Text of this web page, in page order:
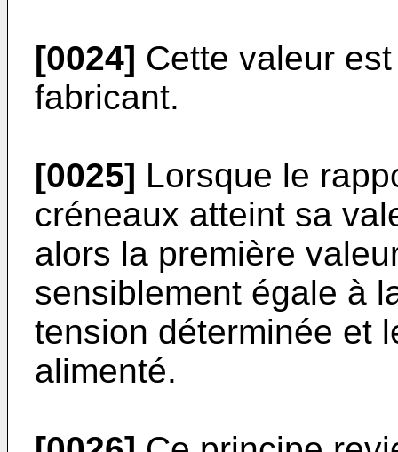
[0024] Cette valeur
fabricant.
[0025] Lorsque le
créneaux atteint sa
alors la première
sensiblement égale à
tension déterminée et
alimenté.